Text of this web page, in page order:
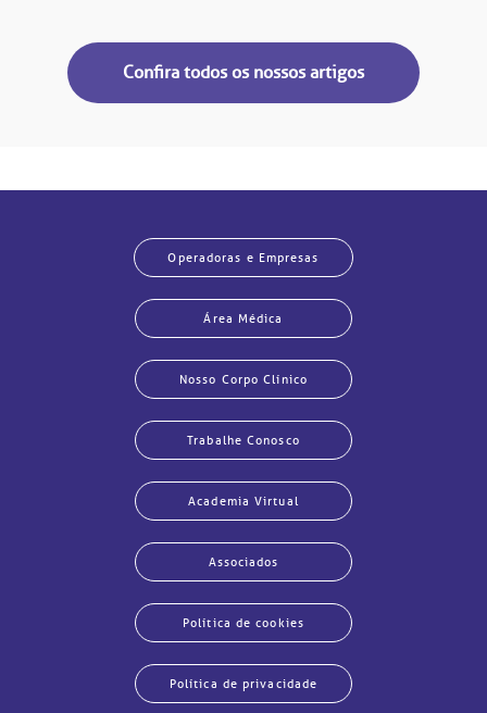
Confira todos os nossos artigos
Operadoras e Empresas
Área Médica
Nosso Corpo Clínico
Trabalhe Conosco
Academia Virtual
Associados
Política de cookies
Política de privacidade